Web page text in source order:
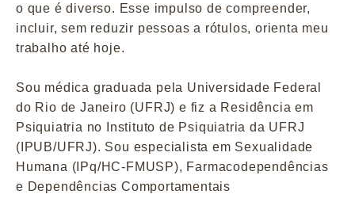
o que é diverso. Esse impulso de compreender,
incluir, sem reduzir pessoas a rótulos, orienta meu
trabalho até hoje.
Sou médica graduada pela Universidade Federal
do Rio de Janeiro (UFRJ) e fiz a Residência em
Psiquiatria no Instituto de Psiquiatria da UFRJ
(IPUB/UFRJ). Sou especialista em Sexualidade
Humana (IPq/HC-FMUSP), Farmacodependências
e Dependências Comportamentais